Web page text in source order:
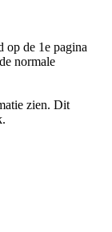
op de 1e pagina
normale
zien. Dit